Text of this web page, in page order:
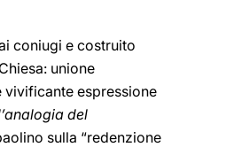
coniugi e costruito
unione
vivificante espressione
del
sulla “redenzione